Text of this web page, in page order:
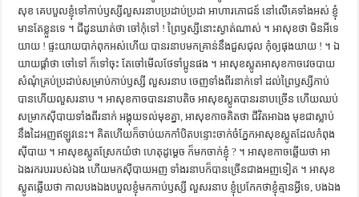
សុខ​ គេ​បបួល​ខ្ញុំ​ទៅ​កាប់​ឫស្សី​លួស​រនាប​ប្រដាប់​ប្រដា​ អាហារភោជន៍​ នៅ​លើ​គេ​ទាំងអស់​ ខ្ញុំ​
មាន​តែ​ខ្លួន​ទេ ។ ជីដូន​ឃាត់​ថា ចៅ​កុំ​ទៅ ! ព្រៃ​ឫស្សី​នោះ​ស្ងាត់​ណាស់ ។ អា​សុខ​ថា មិន​អី​ទេ​
យាយ ! ផ្ទះ​យាយ​បាក់​ពុក​អស់​ហើយ​ បាន​រនាប​មក​គ្រាន់​នឹង​ជួស​ជុល​ កុំ​ឲ្យ​ផុង​យាយ ! ។ ឯ​
យាយ​ផ្ដាំ​ថា ចៅ​ទៅ​ ក៏​ទៅ​ចុះ​ តែ​ចៅ​មើល​ថែ​ទាំ​ប្អូន​ផង ។ អា​សុខ​ស្លូត​អា​សុខ​កាច​វេច​បាយ​
សំណុំ​គ្រប់​ប្រដាប់​សម្រាប់​កាប់​ឫស្សី​ លួស​រនាប​ ចេញ​ទាំង​ពីរ​នាក់​ទៅ​ ដល់​ព្រៃ​ឫស្សី​កាប់​
បាន​ហើយ​លួស​រនាប ។ អា​សុខ​កាច​បាន​រនាប​តិច​ អា​សុខ​ស្លូត​បាន​រនាប​ច្រើន​ ហើយ​ឈប់​
សម្រាក​ស៊ី​បាយ​ទាំង​ពីរ​នាក់​ អង្គុយ​ទល់​មុខ​គ្នា, អា​សុខ​កាច​គិត​ថា ជីវិត​អា​ឯង​ មុខ​ជា​ស្លាប់​
នឹង​ដៃ​អញ​ឥឡូវ​នេះ។ គិត​ហើយ​ក៏​ចាប់​យក​កាំបិត​បន្ទោះ​ចាក់​ចំ​ភ្នែក​អា​សុខ​ស្លូត​ដែល​កំពុង​
ស៊ី​បាយ ។ អា​សុខ​ស្លូត​ស្រែក​យំ​ថា ហេតុ​ដូម្ដេច​ ក៏​មក​ចាក់​ខ្ញុំ ? ។ អា​សុខ​កាច​ឆ្លើយ​ថា អា​
ឯង​រក​របរ​របស់​ឯង​ ហើយ​មក​ស៊ី​បាយ​អញ​ ទាំង​រនាប​ក៏​បាន​ច្រើន​ជាង​អញ​ទៀត ។ អា​សុខ​
ស្លូត​ឆ្លើយ​ថា កាល​បង​ឯង​បបួល​ខ្ញុំ​មក​កាប់​ឫស្សី​ លួស​រនាប​ ខ្ញុំ​ប្រកែក​ថា​ខ្ញុំ​គ្មាន​អ្វី​ទេ, បង​ឯង​